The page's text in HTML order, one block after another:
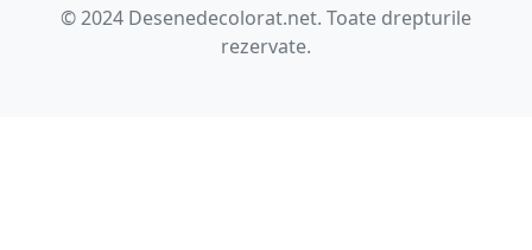
© 2024 Desenedecolorat.net. Toate drepturile
rezervate.